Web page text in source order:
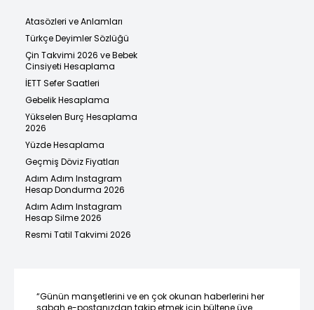
Atasözleri ve Anlamları
Türkçe Deyimler Sözlüğü
Çin Takvimi 2026 ve Bebek
Cinsiyeti Hesaplama
İETT Sefer Saatleri
Gebelik Hesaplama
Yükselen Burç Hesaplama
2026
Yüzde Hesaplama
Geçmiş Döviz Fiyatları
Adım Adım Instagram
Hesap Dondurma 2026
Adım Adım Instagram
Hesap Silme 2026
Resmi Tatil Takvimi 2026
“Günün manşetlerini ve en çok okunan haberlerini her
sabah e-postanızdan takip etmek için bültene üye